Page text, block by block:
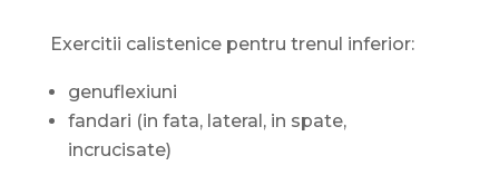
Exercitii calistenice pentru trenul inferior:
genuflexiuni
fandari (in fata, lateral, in spate,
incrucisate)